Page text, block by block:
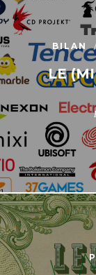
BILAN
LE